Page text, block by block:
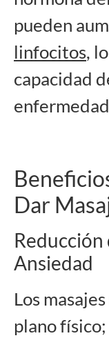
pueden
linfocitos,
capacidad
Dar
Reducción
Ansiedad
Los
plano